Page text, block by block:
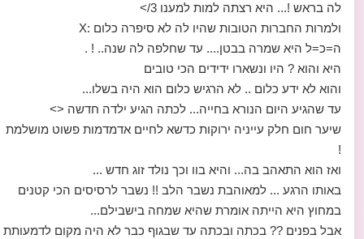
לה בראש !... היא רצתה למות למענו 3/>
ולמרות החברות הטובות שהיו לה לא סיפרה כלום :X
ה=כ=ל היא שמרה בבטן.... עד שחלפה לה שנה.. ! .
היא והוא ? היו ונשארו ידידים הכי טובים
והוא לא ידע כלום .. לא הרגיש כלום הוא היה בשלו...
עד שהגיע היום הנורא בחייה... לכתה הגיע ילדה חדשה <>
שיער חום חלק עייניה ירוקות כדשא לחיים אדמדמות פשוט מושלמת
!
ואז הוא התאהב בה... והיא בוו וכך נולד זוג חדש ...
באותו הרגע ... למאוהבת נשבר הלב !! נשבר לרסיסים הכי קטנים
במחוץ היא הייתה אומרת שהיא שמחה בישבילם...
אבל בפנים ?? בכתה ובכתה עד שבגוף כבר לא היה מקום לדמעותת